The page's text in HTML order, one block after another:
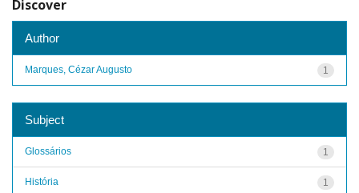
Discover
Author
1
Marques, Cézar Augusto
Subject
1
Glossários
1
História